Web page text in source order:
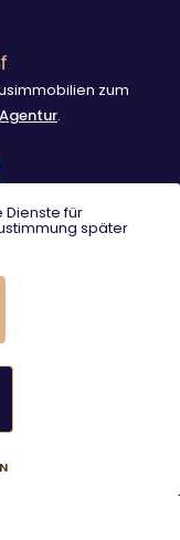
zum
.
Dienste für
später